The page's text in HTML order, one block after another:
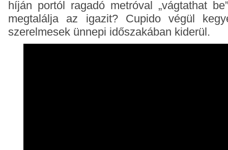
híján portól ragadó metróval „vágtathat
megtalálja az igazit? Cupido végül
szerelmesek ünnepi időszakában kiderül.